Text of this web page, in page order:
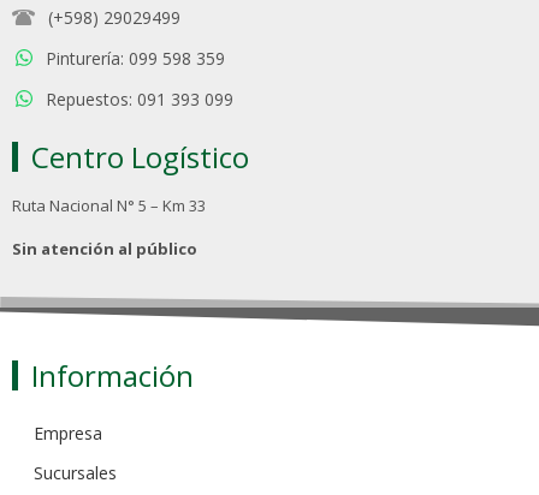
(+598) 29029499
Pinturería: 099 598 359
Repuestos: 091 393 099
Centro Logístico
Ruta Nacional N° 5 – Km 33
Sin atención al público
Información
Empresa
Sucursales